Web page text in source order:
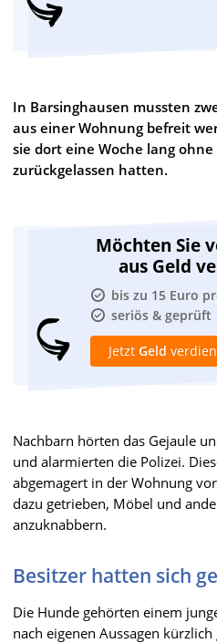
In Barsinghausen mussten
aus einer Wohnung befreit
sie dort eine Woche lang
zurückgelassen hatten.
Möchten Sie
aus Geld
bis zu 15 Euro
seriös & geprüft
Jetzt Geld
Nachbarn hörten das Gejaule
und alarmierten die Polizei.
abgemagert in der Wohnung
dazu getrieben, Möbel und
anzuknabbern.
Besitzer hatten sich
Die Hunde gehörten einem
nach eigenen Aussagen